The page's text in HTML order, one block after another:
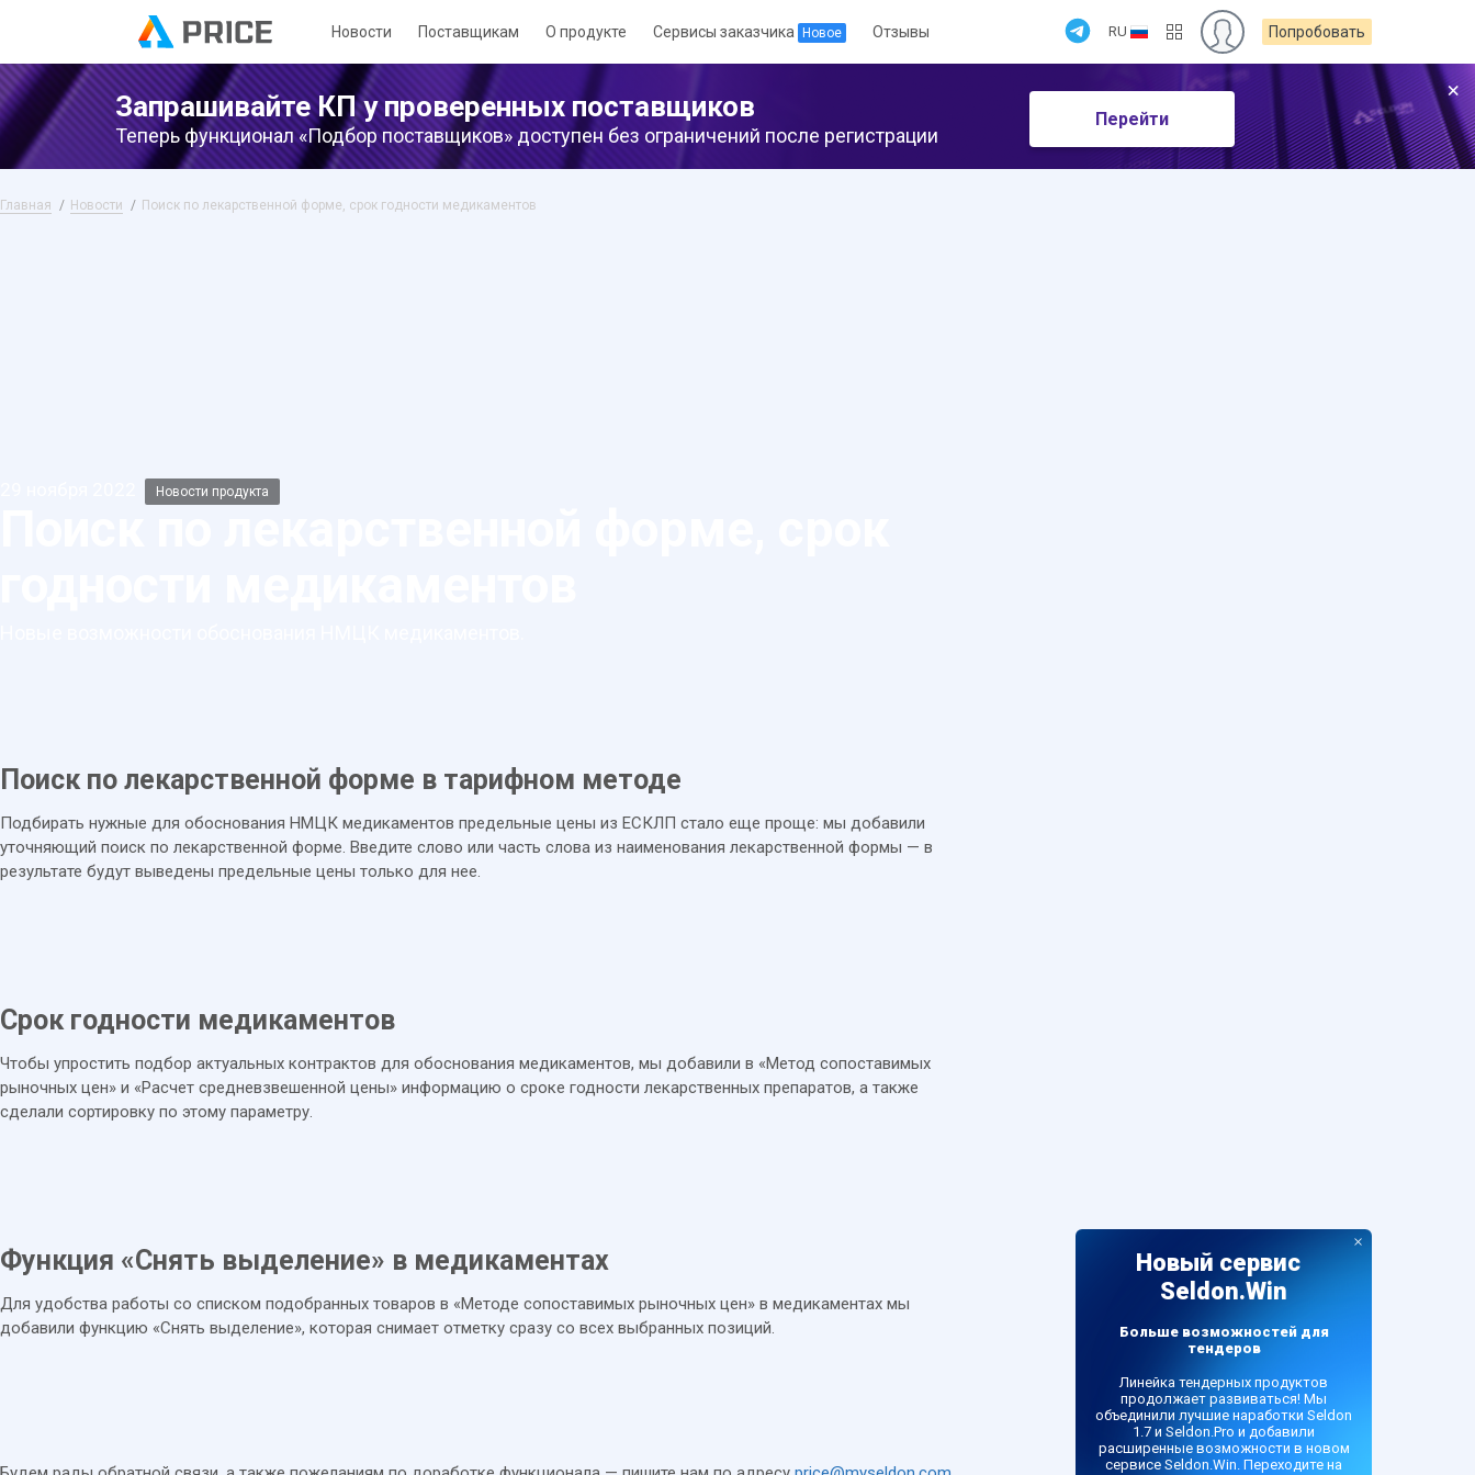
Новости Поставщикам О продукте Сервисы заказчика Новое Отзывы RU Попробовать
Запрашивайте КП у проверенных поставщиков
Теперь функционал «Подбор поставщиков» доступен без ограничений после регистрации
Перейти
×
Главная Новости Поиск по лекарственной форме, срок годности медикаментов
Новости продукта
Поиск по лекарственной форме в тарифном методе
Подбирать нужные для обоснования НМЦК медикаментов предельные цены из ЕСКЛП стало еще проще: мы добавили
уточняющий поиск по лекарственной форме. Введите слово или часть слова из наименования лекарственной формы — в
результате будут выведены предельные цены только для нее.
Срок годности медикаментов
Чтобы упростить подбор актуальных контрактов для обоснования медикаментов, мы добавили в «Метод сопоставимых
рыночных цен» и «Расчет средневзвешенной цены» информацию о сроке годности лекарственных препаратов, а также
сделали сортировку по этому параметру.
Функция «Снять выделение» в медикаментах
Для удобства работы со списком подобранных товаров в «Методе сопоставимых рыночных цен» в медикаментах мы
добавили функцию «Снять выделение», которая снимает отметку сразу со всех выбранных позиций.
×
Новый сервис
Seldon.Win
Больше возможностей для
тендеров
Линейка тендерных продуктов
продолжает развиваться! Мы
объединили лучшие наработки Seldon
1.7 и Seldon.Pro и добавили
расширенные возможности в новом
сервисе Seldon.Win. Переходите на